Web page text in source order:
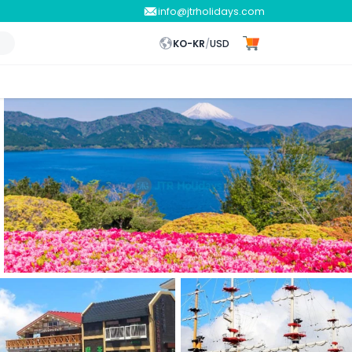
info@jtrholidays.com
KO-KR/USD